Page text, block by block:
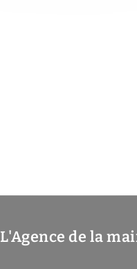
L'Agence de la